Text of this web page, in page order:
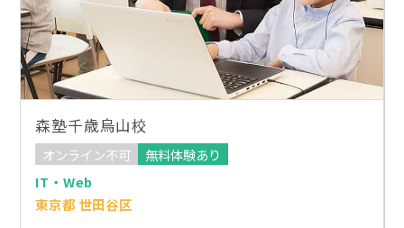
森塾千歳烏山校
オンライン不可
無料体験あり
IT・Web
東京都 世田谷区